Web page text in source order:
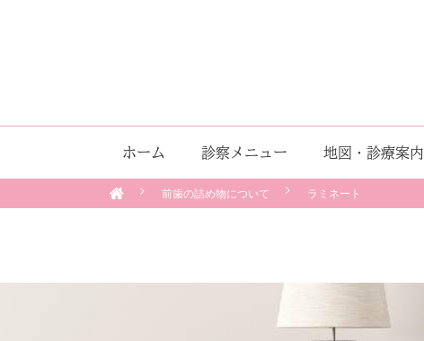
ホーム 診察メニュー 地図・診療案内
前歯の詰め物について ラミネート